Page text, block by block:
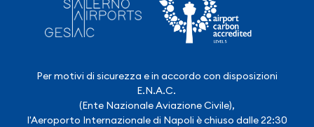
Per motivi di sicurezza e in accordo con disposizioni
E.N.A.C.
(Ente Nazionale Aviazione Civile),
l'Aeroporto Internazionale di Napoli è chiuso dalle 22:30